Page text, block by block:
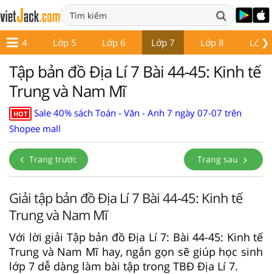
❯
Lớp 4 Lớp 5 Lớp 6 Lớp 7 Lớp 8 Lớp
Tập bản đồ Địa Lí 7 Bài 44-45: Kinh tế
Trung và Nam Mĩ
HOT
Sale 40% sách Toán - Văn - Anh 7 ngày 07-07 trên
Shopee mall
Trang trước Trang sau
Giải tập bản đồ Địa Lí 7 Bài 44-45: Kinh tế
Trung và Nam Mĩ
Với lời giải Tập bản đồ Địa Lí 7: Bài 44-45: Kinh tế
Trung và Nam Mĩ hay, ngắn gọn sẽ giúp học sinh
lớp 7 dễ dàng làm bài tập trong TBĐ Địa Lí 7.